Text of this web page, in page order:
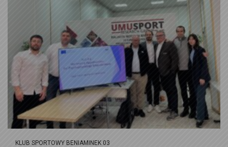
KLUB SPORTOWY BENIAMINEK 03